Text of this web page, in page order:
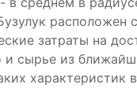
расположен
затраты на
сырье из